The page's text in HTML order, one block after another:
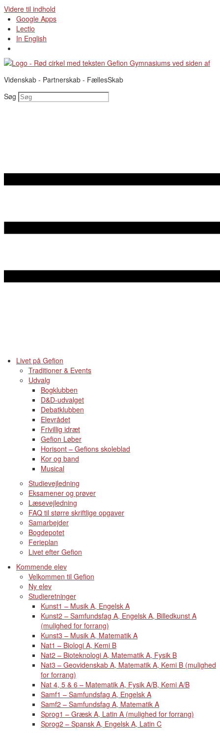
Videre til indhold
Google Apps
Lectio
In English
Videnskab - Partnerskab - FællesSkab
Søg
Livet på Gefion
Traditioner & Events
Udvalg
Bogklubben
D&D-udvalget
Debatklubben
Elevrådet
Frivillig idræt
Gefion Løber
Horisont – Gefions skoleblad
Kor og band
Musical
Studievejledning
Eksamener og prøver
Læsevejledning
FAQ til større skriftlige opgaver
Samarbejder
Bogdepotet
Ferieplan
Livet efter Gefion
Kommende elev
Velkommen til Gefion
Ny elev
Studieretninger
Kunst1 – Musik A, Engelsk A
Kunst2 – Samfundsfag A, Engelsk A, Billedkunst A
(mulighed for forrang)
Kunst3 – Musik A, Matematik A
Nat1 – Biologi A, Kemi B
Nat2 – Bioteknologi A, Matematik A, Fysik B
Nat3 – Geovidenskab A, Matematik A, Kemi B (mulighed
for forrang)
Nat 4, 5 & 6 – Matematik A, Fysik A/B, Kemi A/B
Samf1 – Samfundsfag A, Engelsk A
Samf2 – Samfundsfag A, Matematik A
Sprog1 – Græsk A, Latin A (mulighed for forrang)
Sprog2 – Spansk A, Engelsk A, Latin C